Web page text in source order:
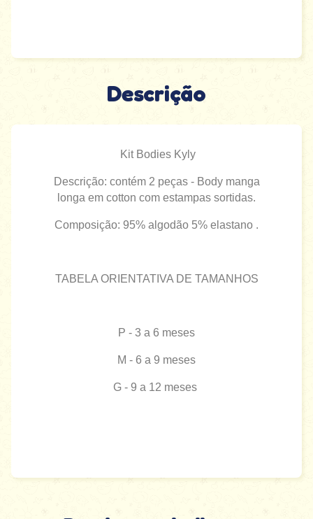
Descrição
Kit Bodies Kyly
Descrição: contém 2 peças - Body manga
longa em cotton com estampas sortidas.
Composição: 95% algodão 5% elastano .
TABELA ORIENTATIVA DE TAMANHOS
P - 3 a 6 meses
M - 6 a 9 meses
G - 9 a 12 meses